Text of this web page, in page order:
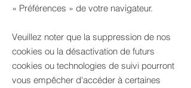
« Préférences » de votre navigateur.
Veuillez noter que la suppression de nos
cookies ou la désactivation de futurs
cookies ou technologies de suivi pourront
vous empêcher d'accéder à certaines